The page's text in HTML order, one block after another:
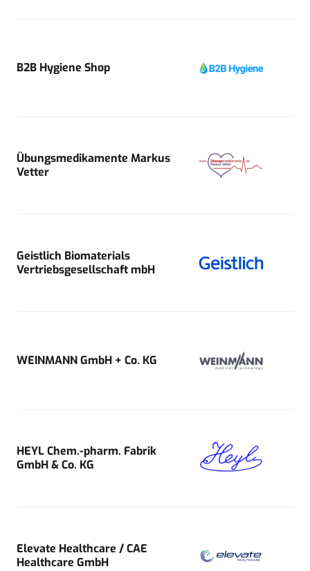
B2B Hygiene Shop
Übungsmedikamente Markus
Vetter
Geistlich Biomaterials
Vertriebsgesellschaft mbH
WEINMANN GmbH + Co. KG
HEYL Chem.-pharm. Fabrik
GmbH & Co. KG
Elevate Healthcare / CAE
Healthcare GmbH